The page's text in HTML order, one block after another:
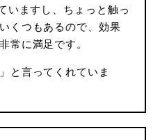
いますし、ちょっと触っ
くつもあるので、効果
常に満足です。
と言ってくれていま